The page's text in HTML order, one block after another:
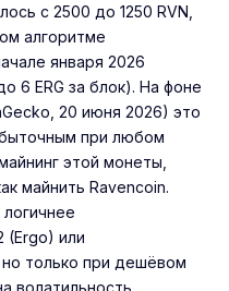
с 2500 до 1250 RVN,
алгоритме
января 2026
6 ERG за блок). На фоне
20 июня 2026) это
при любом
этой монеты,
майнить Ravencoin.
(Ergo) или
только при дешёвом
волатильность.